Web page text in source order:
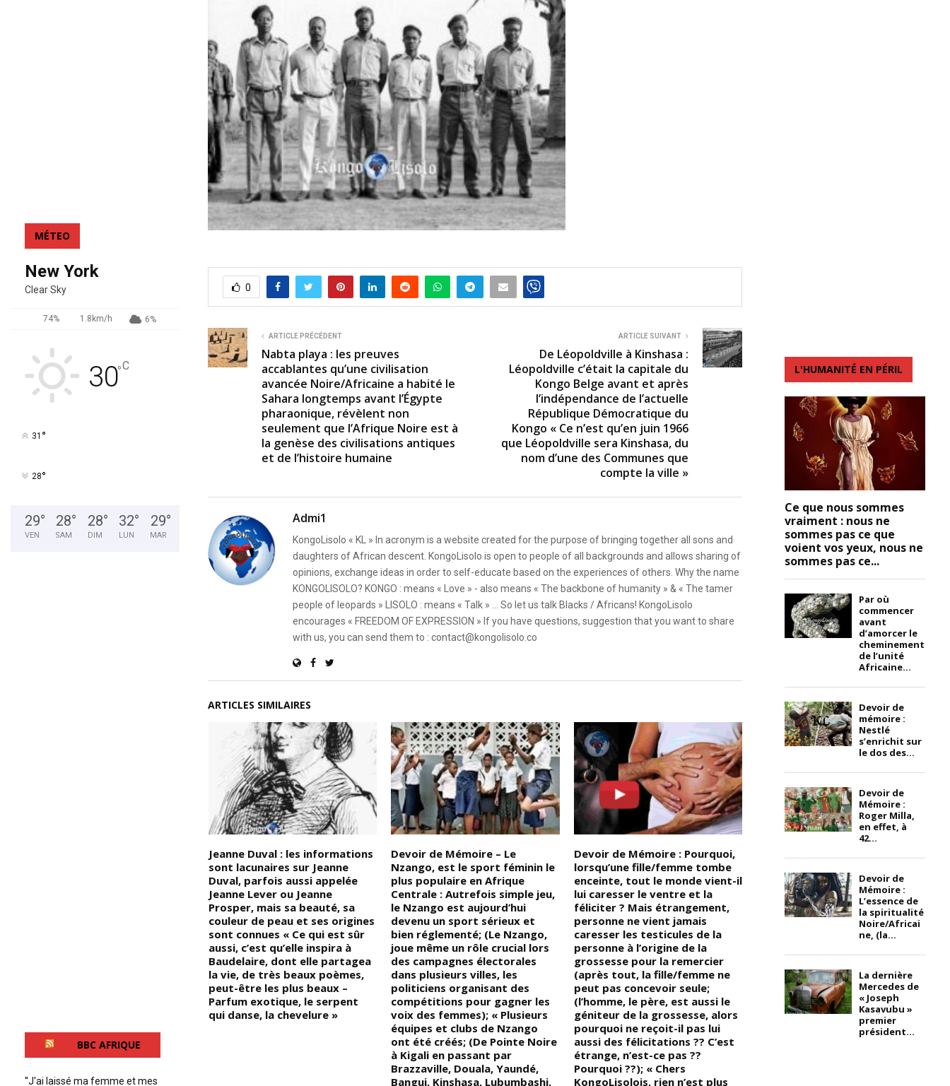
0
ARTICLE PRÉCÉDENT
Nabta playa : les preuves
accablantes qu’une civilisation
avancée Noire/Africaine a habité le
Sahara longtemps avant l’Égypte
pharaonique, révèlent non
seulement que l’Afrique Noire est à
la genèse des civilisations antiques
et de l’histoire humaine
ARTICLE SUIVANT
De Léopoldville à Kinshasa :
Léopoldville c’était la capitale du
Kongo Belge avant et après
l’indépendance de l’actuelle
République Démocratique du
Kongo « Ce n’est qu’en juin 1966
que Léopoldville sera Kinshasa, du
nom d’une des Communes que
compte la ville »
Admi1
KongoLisolo « KL » In acronym is a website created for the purpose of bringing together all sons and
daughters of African descent. KongoLisolo is open to people of all backgrounds and allows sharing of
opinions, exchange ideas in order to self-educate based on the experiences of others. Why the name
KONGOLISOLO? KONGO : means « Love » - also means « The backbone of humanity » & « The tamer
people of leopards » LISOLO : means « Talk » ... So let us talk Blacks / Africans! KongoLisolo
encourages « FREEDOM OF EXPRESSION » If you have questions, suggestion that you want to share
with us, you can send them to : contact@kongolisolo.co
ARTICLES SIMILAIRES
enquête sur des crimes de
guerre présumés commis par
Afghanistan
Jeanne Duval : les informations
sont lacunaires sur Jeanne
Duval, parfois aussi appelée
Jeanne Lever ou Jeanne
Prosper, mais sa beauté, sa
couleur de peau et ses origines
sont connues « Ce qui est sûr
aussi, c’est qu’elle inspira à
Baudelaire, dont elle partagea
la vie, de très beaux poèmes,
peut-être les plus beaux –
Parfum exotique, le serpent
qui danse, la chevelure »
Devoir de Mémoire – Le
Nzango, est le sport féminin le
plus populaire en Afrique
Centrale : Autrefois simple jeu,
le Nzango est aujourd’hui
devenu un sport sérieux et
bien réglementé; (Le Nzango,
joue même un rôle crucial lors
des campagnes électorales
dans plusieurs villes, les
politiciens organisant des
compétitions pour gagner les
voix des femmes); « Plusieurs
équipes et clubs de Nzango
ont été créés; (De Pointe Noire
à Kigali en passant par
Brazzaville, Douala, Yaundé,
Bangui, Kinshasa, Lubumbashi,
Devoir de Mémoire : Pourquoi,
lorsqu’une fille/femme tombe
enceinte, tout le monde vient-il
lui caresser le ventre et la
féliciter ? Mais étrangement,
personne ne vient jamais
caresser les testicules de la
personne à l’origine de la
grossesse pour la remercier
(après tout, la fille/femme ne
peut pas concevoir seule;
(l’homme, le père, est aussi le
géniteur de la grossesse, alors
pourquoi ne reçoit-il pas lui
aussi des félicitations ?? C’est
étrange, n’est-ce pas ??
Pourquoi ??); « Chers
KongoLisolois, rien n’est plus
Paul Nyoma, inventeur
autodidacte Kamerounais, est
surtout connu pour avoir mis
au point un dispositif de
stockage d’énergie en 2005.
devenu inventeur. Il faut dire
qu’il était passionné
d’électronique bien avant de
quitter l’école. (Nyoma a
toutefois reçu une formation
informelle en électricité
MÉTEO
New York
Clear Sky
74% 1.8km/h 6%
30°C
31 °
28°
29°
VEN
28°
SAM
28°
DIM
32°
LUN
29°
MAR
BBC AFRIQUE
''J'ai laissé ma femme et mes
L'HUMANITÉ EN PÉRIL
Ce que nous sommes
vraiment : nous ne
sommes pas ce que
voient vos yeux, nous ne
sommes pas ce...
Par où
commencer
avant
d’amorcer le
cheminement
de l’unité
Africaine...
Devoir de
mémoire :
Nestlé
s’enrichit sur
le dos des...
Devoir de
Mémoire :
Roger Milla,
en effet, à
42...
Devoir de
Mémoire :
L’essence de
la spiritualité
Noire/Africai
ne, (la...
La dernière
Mercedes de
« Joseph
Kasavubu »
premier
président...